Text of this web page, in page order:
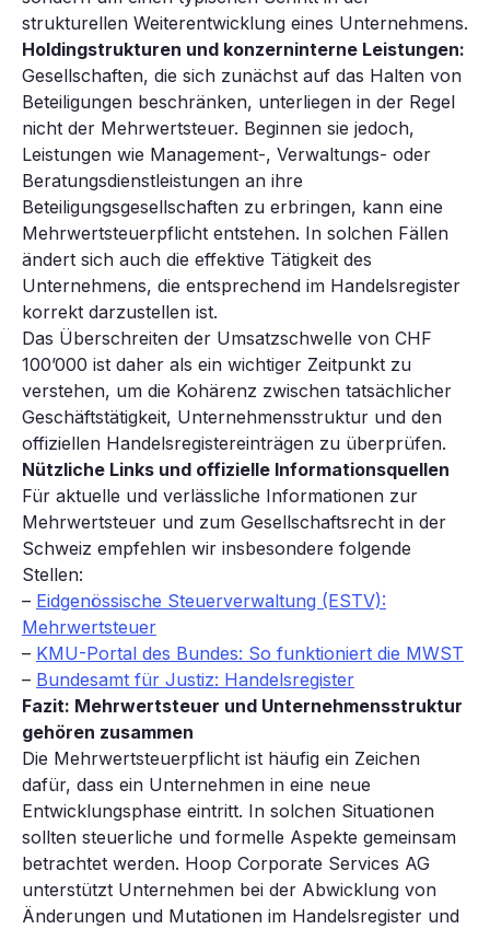
strukturellen Weiterentwicklung eines Unternehmens.
Holdingstrukturen und konzerninterne Leistungen:
Gesellschaften, die sich zunächst auf das Halten von
Beteiligungen beschränken, unterliegen in der Regel
nicht der Mehrwertsteuer. Beginnen sie jedoch,
Leistungen wie Management-, Verwaltungs- oder
Beratungsdienstleistungen an ihre
Beteiligungsgesellschaften zu erbringen, kann eine
Mehrwertsteuerpflicht entstehen. In solchen Fällen
ändert sich auch die effektive Tätigkeit des
Unternehmens, die entsprechend im Handelsregister
korrekt darzustellen ist.
Das Überschreiten der Umsatzschwelle von CHF
100’000 ist daher als ein wichtiger Zeitpunkt zu
verstehen, um die Kohärenz zwischen tatsächlicher
Geschäftstätigkeit, Unternehmensstruktur und den
offiziellen Handelsregistereinträgen zu überprüfen.
Nützliche Links und offizielle Informationsquellen
Für aktuelle und verlässliche Informationen zur
Mehrwertsteuer und zum Gesellschaftsrecht in der
Schweiz empfehlen wir insbesondere folgende
Stellen:
– Eidgenössische Steuerverwaltung (ESTV):
Mehrwertsteuer
– KMU-Portal des Bundes: So funktioniert die MWST
– Bundesamt für Justiz: Handelsregister
Fazit: Mehrwertsteuer und Unternehmensstruktur
gehören zusammen
Die Mehrwertsteuerpflicht ist häufig ein Zeichen
dafür, dass ein Unternehmen in eine neue
Entwicklungsphase eintritt. In solchen Situationen
sollten steuerliche und formelle Aspekte gemeinsam
betrachtet werden. Hoop Corporate Services AG
unterstützt Unternehmen bei der Abwicklung von
Änderungen und Mutationen im Handelsregister und